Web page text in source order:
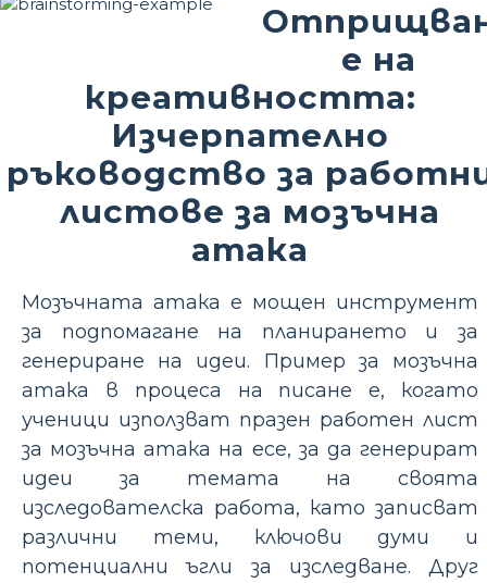
е на
креативността:
Изчерпателно
ръководство за
листове за мозъчна
атака
Мозъчната атака е мощен инструмент
за подпомагане на планирането и за
генериране на идеи. Пример за мозъчна
атака в процеса на писане е, когато
ученици използват празен работен лист
за мозъчна атака на есе, за да генерират
идеи за темата на своята
изследователска работа, като записват
различни теми, ключови думи и
потенциални ъгли за изследване. Друг